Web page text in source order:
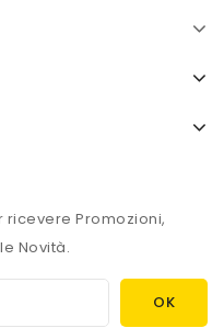
Promozioni,
Novità.